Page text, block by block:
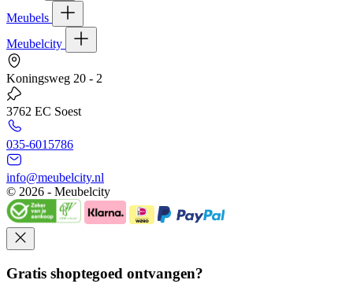
Meubels
Meubelcity
Koningsweg 20 - 2
3762 EC Soest
035-6015786
info@meubelcity.nl
© 2026 - Meubelcity
Gratis shoptegoed ontvangen?